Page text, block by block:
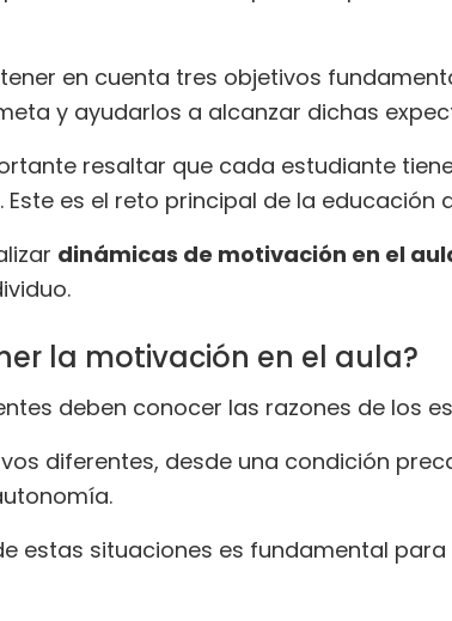
en cuenta tres objetivos
y ayudarlos a alcanzar dichas
resaltar que cada estudiante
. Este es el reto principal de la educación
dinámicas de motivación en el
la motivación en el aula?
deben conocer las razones de los
diferentes, desde una condición
estas situaciones es fundamental